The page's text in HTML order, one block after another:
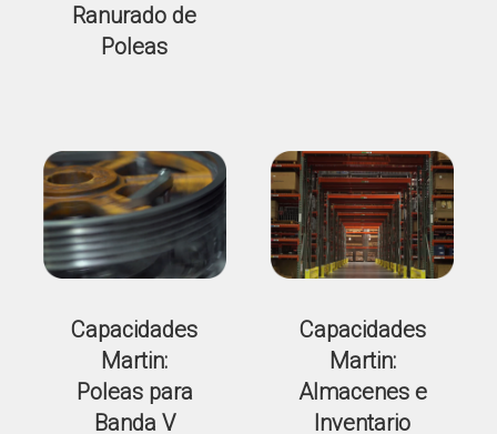
Ranurado de
Poleas
Capacidades
Martin:
Poleas para
Banda V
Capacidades
Martin:
Almacenes e
Inventario